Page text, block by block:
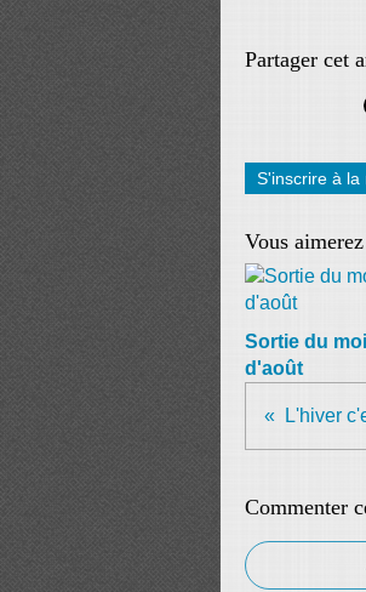
Partager cet
S'inscrire à la
Vous
Sortie du
d'août
L'hiver
Commenter